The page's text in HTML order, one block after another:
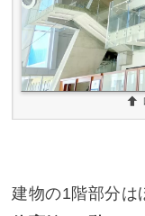
建物の1階部分は